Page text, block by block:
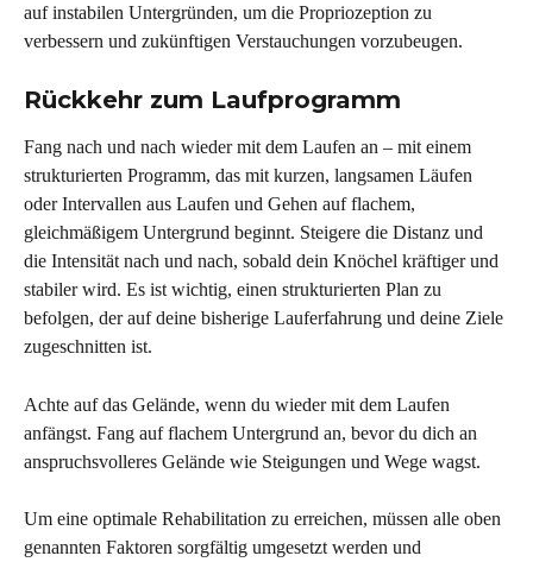
auf instabilen Untergründen, um die Propriozeption zu
verbessern und zukünftigen Verstauchungen vorzubeugen.
Rückkehr zum Laufprogramm
Fang nach und nach wieder mit dem Laufen an – mit einem
strukturierten Programm, das mit kurzen, langsamen Läufen
oder Intervallen aus Laufen und Gehen auf flachem,
gleichmäßigem Untergrund beginnt. Steigere die Distanz und
die Intensität nach und nach, sobald dein Knöchel kräftiger und
stabiler wird. Es ist wichtig, einen strukturierten Plan zu
befolgen, der auf deine bisherige Lauferfahrung und deine Ziele
zugeschnitten ist.
Achte auf das Gelände, wenn du wieder mit dem Laufen
anfängst. Fang auf flachem Untergrund an, bevor du dich an
anspruchsvolleres Gelände wie Steigungen und Wege wagst.
Um eine optimale Rehabilitation zu erreichen, müssen alle oben
genannten Faktoren sorgfältig umgesetzt werden und